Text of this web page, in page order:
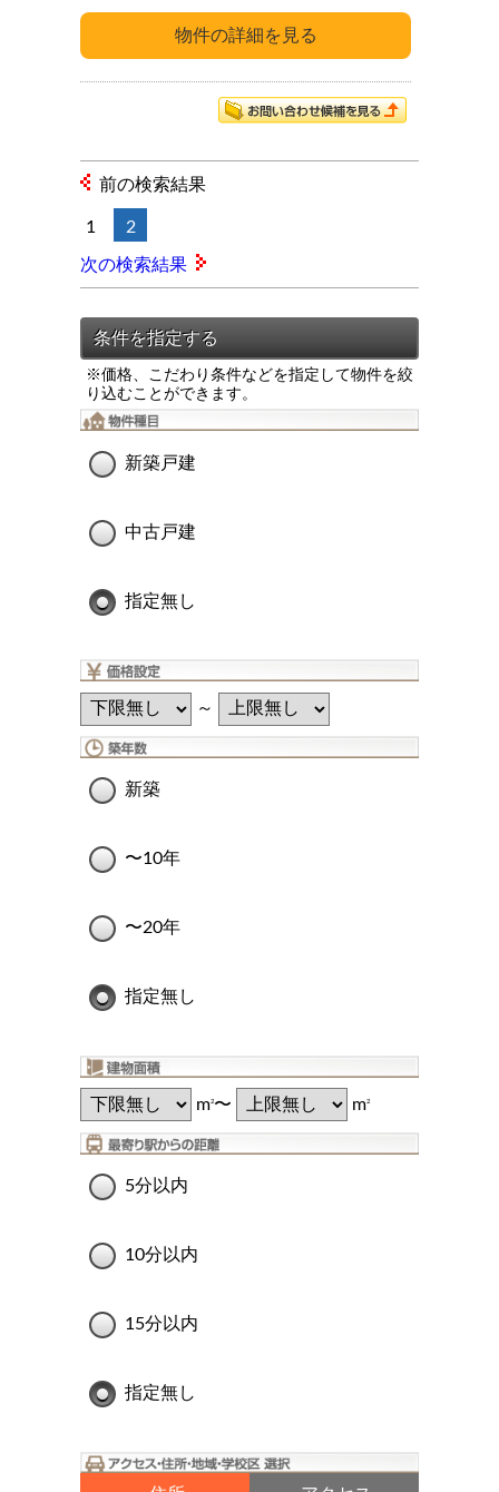
前の検索結果
1 2
次の検索結果
※価格、こだわり条件などを指定して物件を絞
り込むことができます。
新築戸建
中古戸建
指定無し
～
新築
〜10年
〜20年
指定無し
m2〜 m2
5分以内
10分以内
15分以内
指定無し